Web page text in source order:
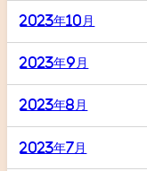
2023年10月
2023年9月
2023年8月
2023年7月